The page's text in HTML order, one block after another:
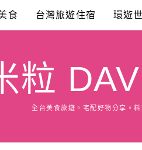
食 台灣旅遊住宿 環遊
粒
全台美食旅遊。宅配好物分享。料